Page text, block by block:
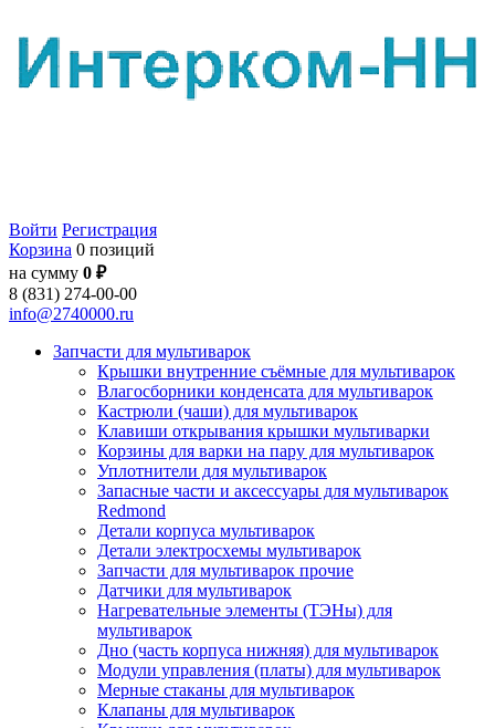
Войти Регистрация
Корзина 0 позиций
на сумму 0 ₽
8 (831) 274-00-00
info@2740000.ru
Запчасти для мультиварок
Крышки внутренние съёмные для мультиварок
Влагосборники конденсата для мультиварок
Кастрюли (чаши) для мультиварок
Клавиши открывания крышки мультиварки
Корзины для варки на пару для мультиварок
Уплотнители для мультиварок
Запасные части и аксессуары для мультиварок
Redmond
Детали корпуса мультиварок
Детали электросхемы мультиварок
Запчасти для мультиварок прочие
Датчики для мультиварок
Нагревательные элементы (ТЭНы) для
мультиварок
Дно (часть корпуса нижняя) для мультиварок
Модули управления (платы) для мультиварок
Мерные стаканы для мультиварок
Клапаны для мультиварок